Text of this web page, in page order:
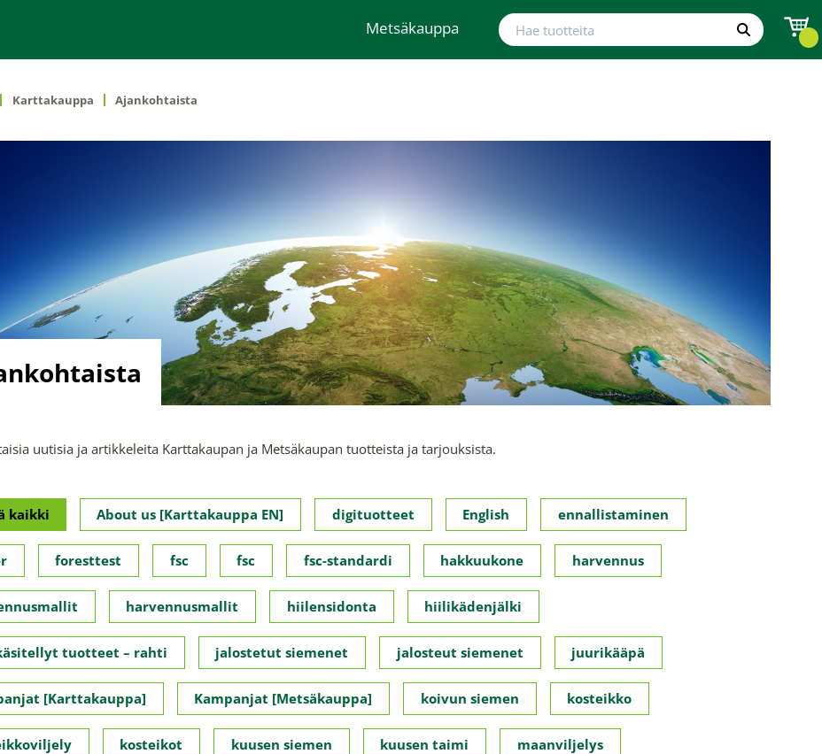
Metsäkauppa
Hae tuotteita
Hae
Karttakauppa Ajankohtaista
uutisia ja artikkeleita Karttakaupan ja Metsäkaupan tuotteista ja tarjouksista.
kaikki About us [Karttakauppa EN] digituotteet English ennallistaminen
foresttest fsc fsc fsc-standardi hakkuukone harvennus
harvennusmallit hiilensidonta hiilikädenjälki
tuotteet – rahti jalostetut siemenet jalosteut siemenet juurikääpä
[Karttakauppa] Kampanjat [Metsäkauppa] koivun siemen kosteikko
kosteikot kuusen siemen kuusen taimi maanviljelys